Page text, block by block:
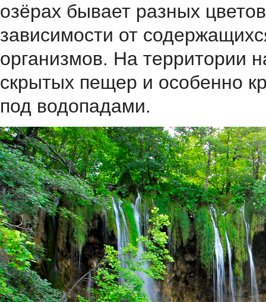
озёрах бывает разных
зависимости от
организмов. На территории
скрытых пещер и особенно
под водопадами.